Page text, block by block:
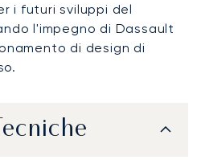
i futuri sviluppi del
l'impegno di Dassault
di design di